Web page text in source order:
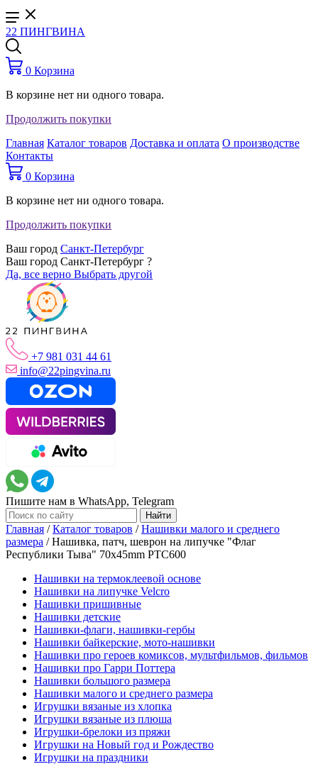
22 ПИНГВИНА
0 Корзина
В корзине нет ни одного товара.
Продолжить покупки
Главная Каталог товаров Доставка и оплата О производстве
Контакты
0 Корзина
В корзине нет ни одного товара.
Продолжить покупки
Ваш город Санкт-Петербург
Ваш город Санкт-Петербург ?
Да, все верно Выбрать другой
+7 981 031 44 61
info@22pingvina.ru
Пишите нам в WhatsApp, Telegram
Главная /Каталог товаров /Нашивки малого и среднего
размера /Нашивка, патч, шеврон на липучке "Флаг
Республики Тыва" 70x45mm PTC600
Нашивки на термоклеевой основе
Нашивки на липучке Velcro
Нашивки пришивные
Нашивки детские
Нашивки-флаги, нашивки-гербы
Нашивки байкерские, мото-нашивки
Нашивки про героев комиксов, мультфильмов, фильмов
Нашивки про Гарри Поттера
Нашивки большого размера
Нашивки малого и среднего размера
Игрушки вязаные из хлопка
Игрушки вязаные из плюша
Игрушки-брелоки из пряжи
Игрушки на Новый год и Рождество
Игрушки на праздники